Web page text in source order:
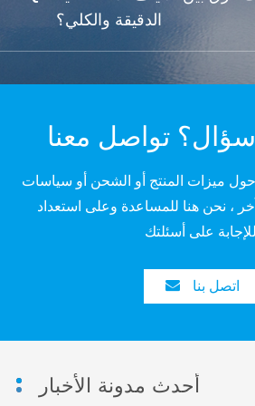
الدقيقة والكلي؟
تواصل معنا
ميزات المنتج أو الشحن أو سياسات
، نحن هنا للمساعدة وعلى استعداد
اتصل بنا
أحدث مدونة الأخبار